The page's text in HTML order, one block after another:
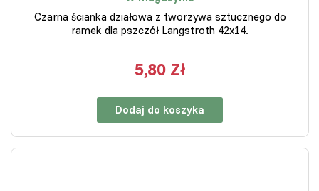
Czarna ścianka działowa z tworzywa sztucznego do
ramek dla pszczół Langstroth 42x14.
5,80 Zł
Dodaj do koszyka